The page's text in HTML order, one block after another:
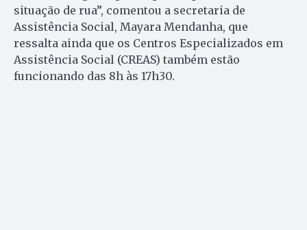
situação de rua”, comentou a secretaria de
Assistência Social, Mayara Mendanha, que
ressalta ainda que os Centros Especializados em
Assistência Social (CREAS) também estão
funcionando das 8h às 17h30.